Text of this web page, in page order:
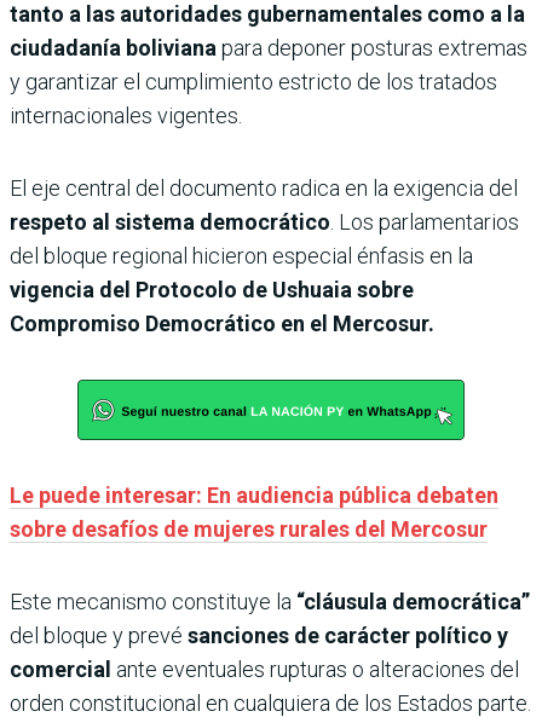
tanto a las autoridades gubernamentales como a la
ciudadanía boliviana para deponer posturas extremas
y garantizar el cumplimiento estricto de los tratados
internacionales vigentes.
El eje central del documento radica en la exigencia del
respeto al sistema democrático . Los parlamentarios
del bloque regional hicieron especial énfasis en la
vigencia del Protocolo de Ushuaia sobre
Compromiso Democrático en el Mercosur.
Le puede interesar: En audiencia pública debaten
sobre desafíos de mujeres rurales del Mercosur
Este mecanismo constituye la “cláusula democrática”
del bloque y prevé sanciones de carácter político y
comercial ante eventuales rupturas o alteraciones del
orden constitucional en cualquiera de los Estados parte.